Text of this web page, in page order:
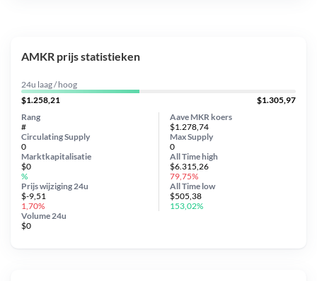
AMKR prijs statistieken
24u laag / hoog
$1.258,21
$1.305,97
Aave MKR koers
$1.278,74
Circulating Supply
0
Prijs wijziging 24u
$-9,51
1,70%
Max Supply
0
Marktkapitalisatie
$0
%
Volume 24u
$0
Rang
#
All Timehigh
$6.315,26
79,75%
All Time low
$505,38
153,02%